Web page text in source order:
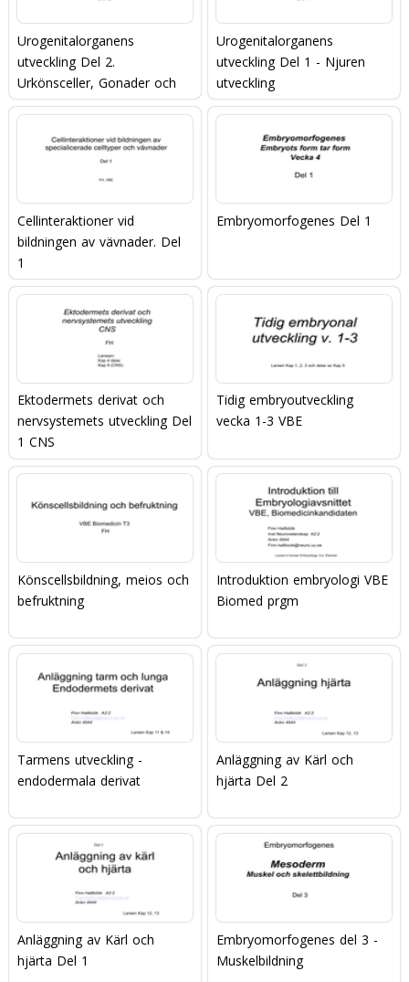
Urogenitalorganens
utveckling Del 2.
Urkönsceller, Gonader och
Genitalia
Urogenitalorganens
utveckling Del 1 - Njuren
utveckling
Cellinteraktioner vid
bildningen av vävnader. Del
1
Embryomorfogenes Del 1
Ektodermets derivat och
nervsystemets utveckling Del
1 CNS
Tidig embryoutveckling
vecka 1-3 VBE
Könscellsbildning, meios och
befruktning
Introduktion embryologi VBE
Biomed prgm
Tarmens utveckling -
endodermala derivat
Anläggning av Kärl och
hjärta Del 2
Anläggning av Kärl och
hjärta Del 1
Embryomorfogenes del 3 -
Muskelbildning